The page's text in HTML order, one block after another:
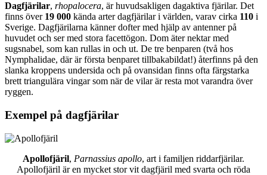
Dagfjärilar, rhopalocera, är huvudsakligen dagaktiva fjärilar. Det
finns över 19 000 kända arter dagfjärilar i världen, varav cirka 110 i
Sverige. Dagfjärilarna känner dofter med hjälp av antenner på
huvudet och ser med stora facettögon. Dom äter nektar med
sugsnabel, som kan rullas in och ut. De tre benparen (två hos
Nymphalidae, där är första benparet tillbakabildat!) återfinns på den
slanka kroppens undersida och på ovansidan finns ofta färgstarka
brett triangulära vingar som när de vilar är resta mot varandra över
ryggen.
Exempel på dagfjärilar
Apollofjäril, Parnassius apollo, art i familjen riddarfjärilar.
Apollofjäril är en mycket stor vit dagfjäril med svarta och röda